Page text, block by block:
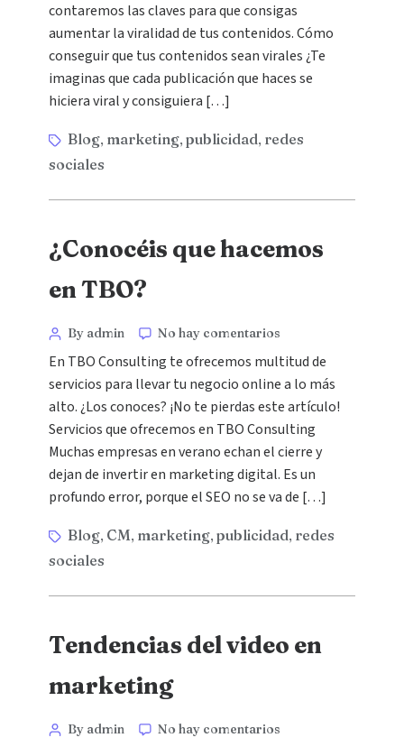
contaremos las claves para que consigas
aumentar la viralidad de tus contenidos. Cómo
conseguir que tus contenidos sean virales ¿Te
imaginas que cada publicación que haces se
hiciera viral y consiguiera […]
Blog, marketing,publicidad, redes
sociales
¿Conocéis que hacemos
en TBO?
By admin No hay comentarios
En TBO Consulting te ofrecemos multitud de
servicios para llevar tu negocio online a lo más
alto. ¿Los conoces? ¡No te pierdas este artículo!
Servicios que ofrecemos en TBO Consulting
Muchas empresas en verano echan el cierre y
dejan de invertir en marketing digital. Es un
profundo error, porque el SEO no se va de […]
Blog, CM, marketing,publicidad, redes
sociales
Tendencias del video en
marketing
By admin No hay comentarios